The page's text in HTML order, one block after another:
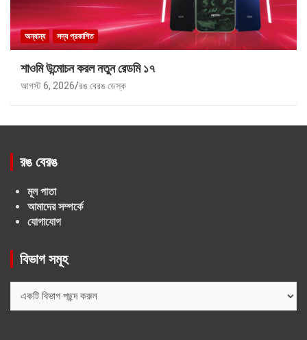
অন্যান্য সদ্য প্রকাশিত
শাওমি উন্মোচন করল নতুন রেডমি ১৭
আগস্ট 6, 2026 রঙ বেরঙ ডেস্ক
রঙ বেরঙ
মূল পাতা
আমাদের সম্পর্কে
যোগাযোগ
বিভাগ সমূহ